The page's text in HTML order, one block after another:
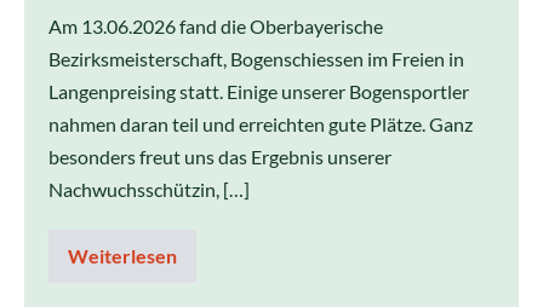
Am 13.06.2026 fand die Oberbayerische
Bezirksmeisterschaft, Bogenschiessen im Freien in
Langenpreising statt. Einige unserer Bogensportler
nahmen daran teil und erreichten gute Plätze. Ganz
besonders freut uns das Ergebnis unserer
Nachwuchsschützin, […]
Weiterlesen